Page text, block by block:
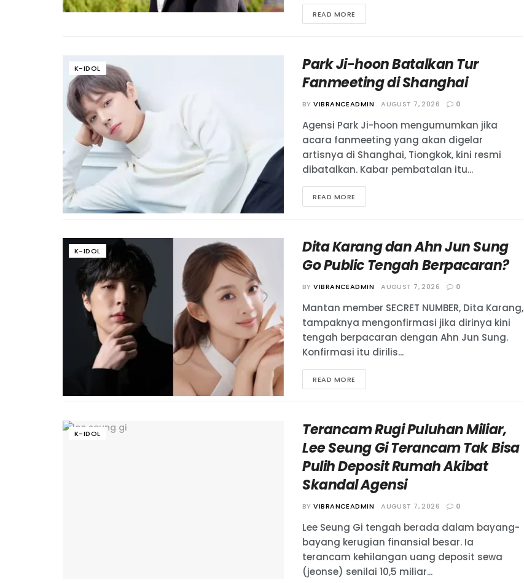
READ MORE
K-IDOL
Park Ji-hoon Batalkan Tur
Fanmeeting di Shanghai
BY VIBRANCEADMIN AUGUST 7, 2026 0
Agensi Park Ji-hoon mengumumkan jika
acara fanmeeting yang akan digelar
artisnya di Shanghai, Tiongkok, kini resmi
dibatalkan. Kabar pembatalan itu...
READ MORE
K-IDOL
Dita Karang dan Ahn Jun Sung
Go Public Tengah Berpacaran?
BY VIBRANCEADMIN AUGUST 7, 2026 0
Mantan member SECRET NUMBER, Dita Karang,
tampaknya mengonfirmasi jika dirinya kini
tengah berpacaran dengan Ahn Jun Sung.
Konfirmasi itu dirilis...
READ MORE
K-IDOL
Terancam Rugi Puluhan Miliar,
Lee Seung Gi Terancam Tak Bisa
Pulih Deposit Rumah Akibat
Skandal Agensi
BY VIBRANCEADMIN AUGUST 7, 2026 0
Lee Seung Gi tengah berada dalam bayang-
bayang kerugian finansial besar. Ia
terancam kehilangan uang deposit sewa
(jeonse) senilai 10,5 miliar...